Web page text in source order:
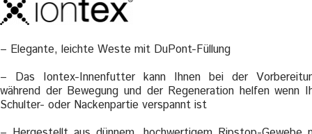
– Elegante, leichte Weste mit DuPont-Füllung
– Das Iontex-Innenfutter kann Ihnen bei der
während der Bewegung und der Regeneration helfen wenn
Schulter- oder Nackenpartie verspannt ist